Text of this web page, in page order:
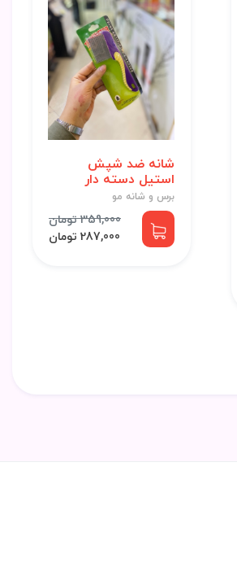
شانه ضد شپش
استیل دسته دار
برس و شانه مو
359,000 تومان
287,000 تومان